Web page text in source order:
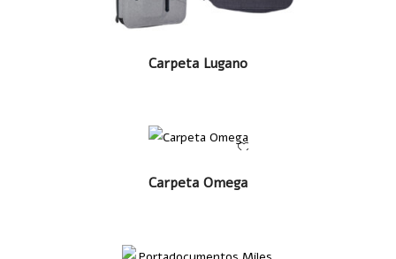
LEER MÁS
Carpeta Lugano
LEER MÁS
Carpeta Omega